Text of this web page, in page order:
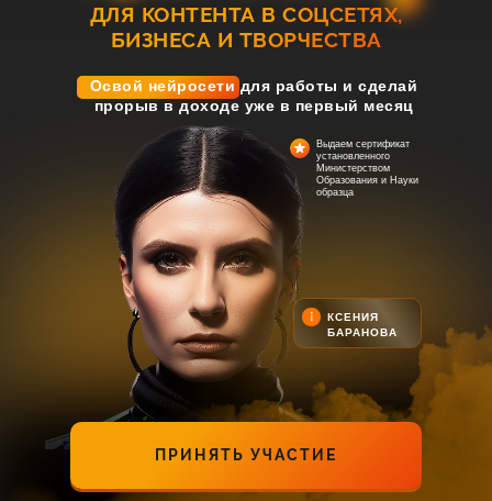
Освой нейросети для работы и сделай
прорыв в доходе уже в первый месяц
Выдаем сертификат
установленного
Министерством
Образования и Науки
образца
КСЕНИЯ
БАРАНОВА
ДЛЯ КОНТЕНТА В СОЦСЕТЯХ,
БИЗНЕСА И ТВОРЧЕСТВА
ПРИНЯТЬ УЧАСТИЕ